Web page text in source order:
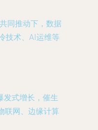
同推动下，数据
技术、AI运维等
发式增长，催生
联网、边缘计算